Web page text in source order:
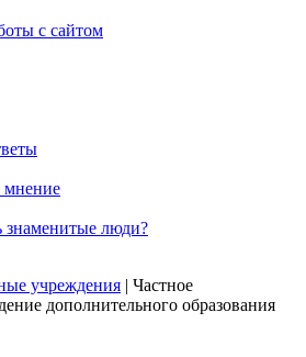
с сайтом
мнение
знаменитые люди?
учреждения | Частное
дополнительного образования